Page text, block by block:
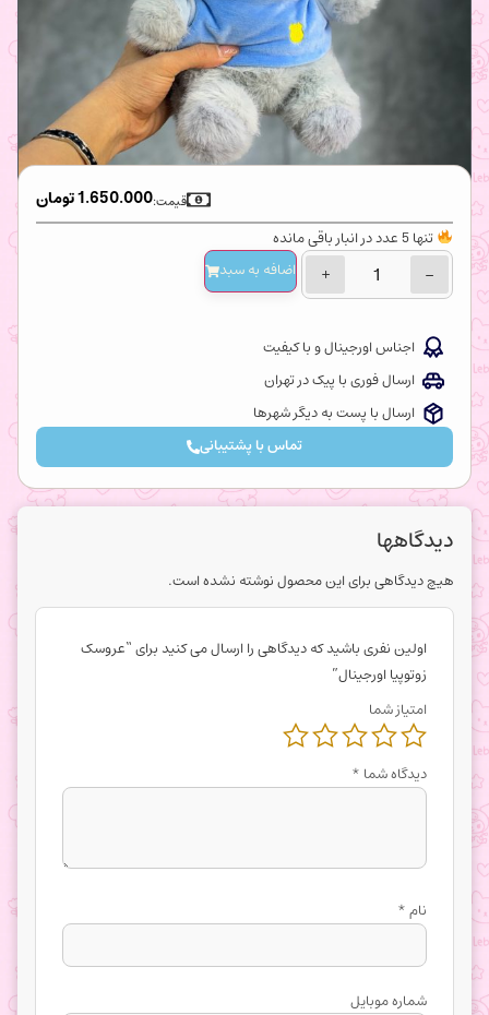
1.650.000تومان قیمت:
تنها 5 عدد در انبار باقی مانده
−
+ اضافه‌ به سبد
اجناس اورجینال و با کیفیت
ارسال فوری با پیک در تهران
ارسال با پست به دیگر شهرها
تماس با پشتیبانی
دیدگاهها
هیچ دیدگاهی برای این محصول نوشته نشده است.
اولین نفری باشید که دیدگاهی را ارسال می کنید برای “عروسک
زوتوپیا اورجینال”
امتیاز شما
دیدگاه شما *
نام*
شماره موبایل